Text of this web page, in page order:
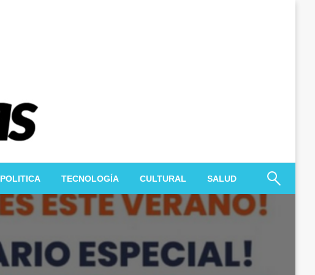
POLITICA TECNOLOGÍA CULTURAL SALUD